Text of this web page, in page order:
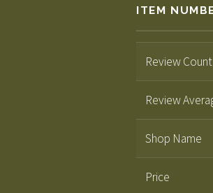
ITEM
Review Count
Review
Shop Name
Price